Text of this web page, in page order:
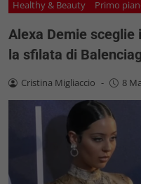
Healthy & Beauty Primo
Alexa Demie sceglie
la sfilata di
Cristina Migliaccio - 8